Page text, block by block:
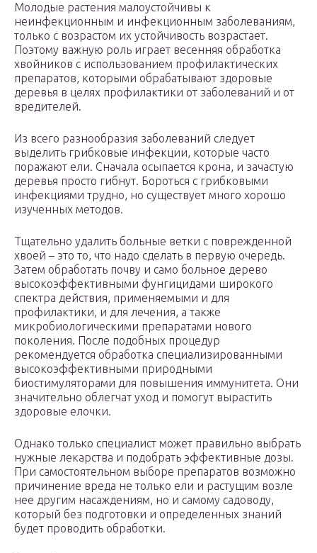
Молодые растения малоустойчивы к
неинфекционным и инфекционным заболеваниям,
только с возрастом их устойчивость возрастает.
Поэтому важную роль играет весенняя обработка
хвойников с использованием профилактических
препаратов, которыми обрабатывают здоровые
деревья в целях профилактики от заболеваний и от
вредителей.
Из всего разнообразия заболеваний следует
выделить грибковые инфекции, которые часто
поражают ели. Сначала осыпается крона, и зачастую
деревья просто гибнут. Бороться с грибковыми
инфекциями трудно, но существует много хорошо
изученных методов.
Тщательно удалить больные ветки с поврежденной
хвоей – это то, что надо сделать в первую очередь.
Затем обработать почву и само больное дерево
высокоэффективными фунгицидами широкого
спектра действия, применяемыми и для
профилактики, и для лечения, а также
микробиологическими препаратами нового
поколения. После подобных процедур
рекомендуется обработка специализированными
высокоэффективными природными
биостимуляторами для повышения иммунитета. Они
значительно облегчат уход и помогут вырастить
здоровые елочки.
Однако только специалист может правильно выбрать
нужные лекарства и подобрать эффективные дозы.
При самостоятельном выборе препаратов возможно
причинение вреда не только ели и растущим возле
нее другим насаждениям, но и самому садоводу,
который без подготовки и определенных знаний
будет проводить обработки.